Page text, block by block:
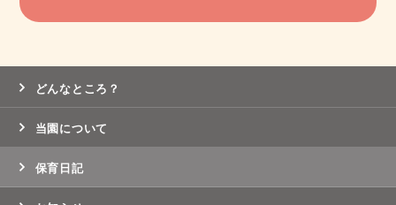
どんなところ？
当園について
保育日記